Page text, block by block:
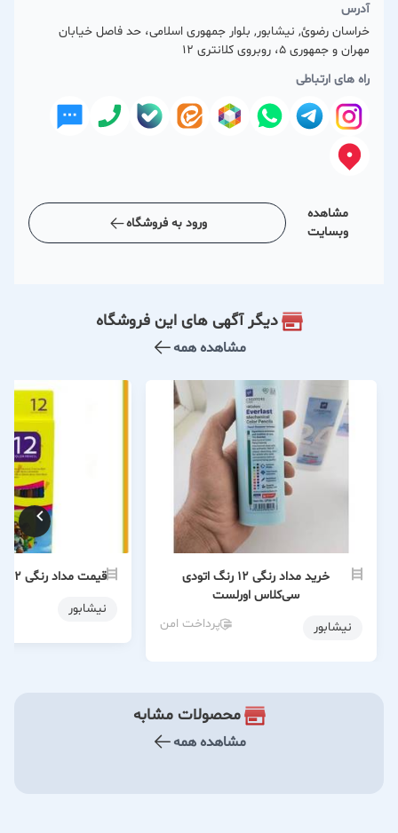
آدرس
خراسان رضوئ, نیشابور, بلوار جمهوری اسلامی، حد فاصل خیابان
مهران و جمهوری 5، روبروی کلانتری ۱۲
راه های ارتباطی
مشاهده
وبسایت
ورود به فروشگاه
دیگر آگهی های این فروشگاه
مشاهده همه
خرید مداد رنگی 12 رنگ اتودی
سی‌کلاس اورلست
نیشابور
پرداخت امن
قیمت مداد رنگی 12 رنگ ام کیو MQ
نیشابور
محصولات مشابه
مشاهده همه